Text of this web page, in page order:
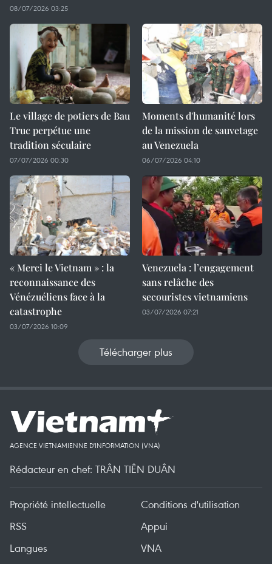
08/07/2026 03:25
Le village de potiers de Bau
Truc perpétue une
tradition séculaire
07/07/2026 00:30
Moments d'humanité lors
de la mission de sauvetage
au Venezuela
06/07/2026 04:10
« Merci le Vietnam » : la
reconnaissance des
Vénézuéliens face à la
catastrophe
03/07/2026 10:09
Venezuela : l’engagement
sans relâche des
secouristes vietnamiens
03/07/2026 07:21
Télécharger plus
AGENCE VIETNAMIENNE D'INFORMATION (VNA)
Rédacteur en chef: TRÂN TIÊN DUÂN
Propriété intellectuelle
Conditions d'utilisation
RSS
Appui
Langues
VNA